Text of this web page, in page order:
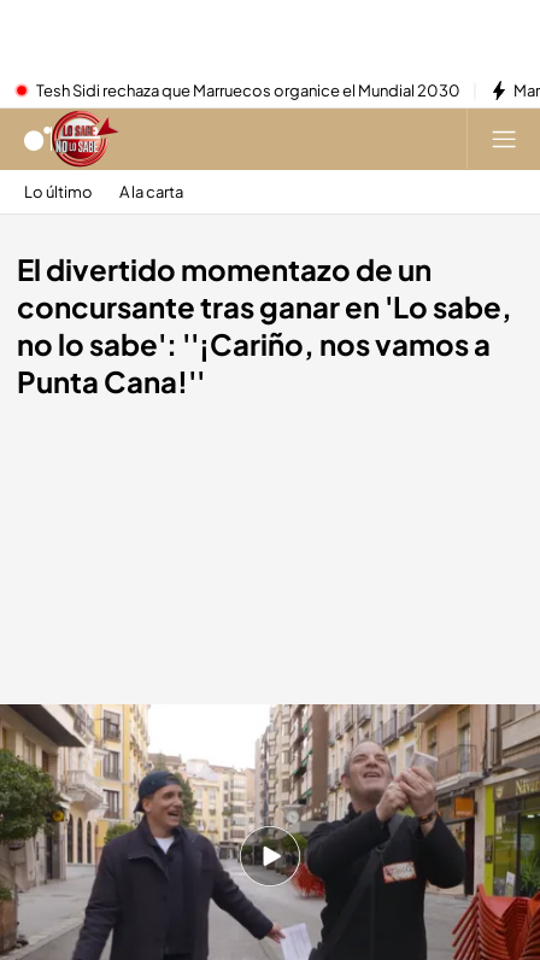
Tesh Sidi rechaza que Marruecos organice el Mundial 2030
Lo último A la carta
El divertido momentazo de un
concursante tras ganar en 'Lo sabe,
no lo sabe': ''¡Cariño, nos vamos a
Punta Cana!''
'Lo sabe, no lo sabe'
Lo sabe, no lo sabe
13 FEB 2025 - 19:00h.
Xuso Jones va hasta Cuenca en busca del
próximo concursante